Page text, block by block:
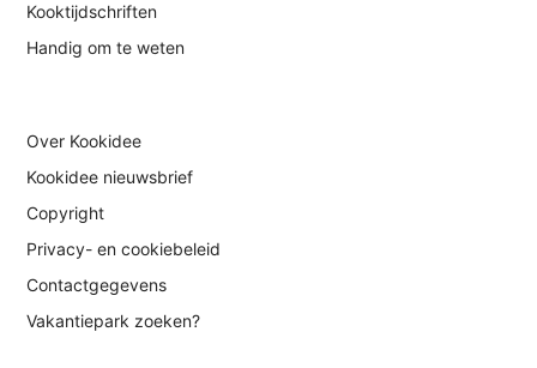
Kooktijdschriften
Handig om te weten
Over Kookidee
Kookidee nieuwsbrief
Copyright
Privacy- en cookiebeleid
Contactgegevens
Vakantiepark zoeken?